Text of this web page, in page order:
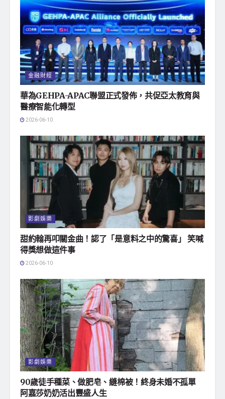
金融財經
華為GEHPA-APAC聯盟正式發佈，共促亞太教育與
醫療智能化轉型
2026-06-10
影劇娛樂
甜約翰再叩關金曲！認了「是意料之中的驚喜」 笑喊
得獎想做這件事
2026-06-10
影劇娛樂
90歲徒手種菜、做肥皂、縫棉被！終身未婚不孤單
阿嘉莎奶奶活出豐盛人生